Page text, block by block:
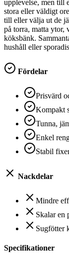
upplevelse, men till
stora eller väldigt
till eller välja ut de
på torra, matta ytor,
köksbänk.
hushåll eller
Fördelar
Prisvärd
Kompakt
Tunna,
Enkel
Stabil
Nackdelar
Mindre
Skalar en
Sugfötter
Specifikationer